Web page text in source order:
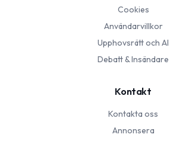
Cookies
Användarvillkor
Upphovsrätt och AI
Debatt & Insändare
Kontakt
Kontakta oss
Annonsera